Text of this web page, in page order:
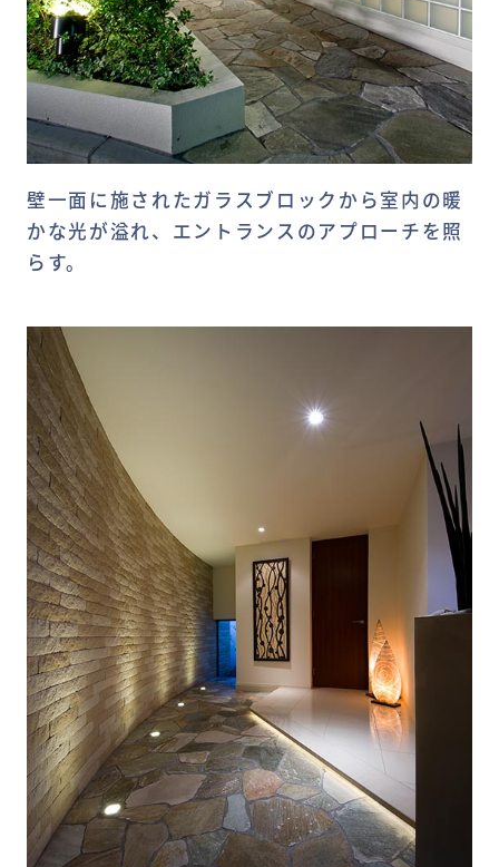
壁一面に施されたガラスブロックから室内の暖
かな光が溢れ、エントランスのアプローチを照
らす。